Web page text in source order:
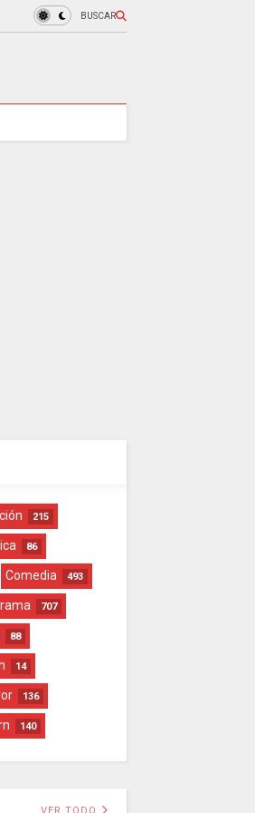
BUSCAR
215
86
Comedia 493
707
88
14
136
140